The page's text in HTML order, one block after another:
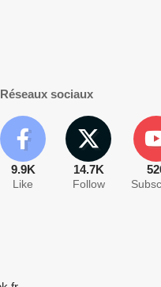
Réseaux sociaux
9.9K
Like
14.7K
Follow